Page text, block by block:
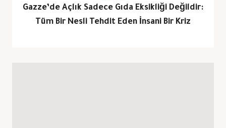
Gazze’de Açlık Sadece Gıda Eksikliği Değildir:
Tüm Bir Nesli Tehdit Eden İnsani Bir Kriz